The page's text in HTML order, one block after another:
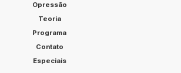
Opressão
Teoria
Programa
Contato
Especiais